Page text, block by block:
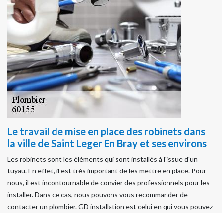
Le travail de mise en place des robinets dans
la ville de Saint Leger En Bray et ses environs
Les robinets sont les éléments qui sont installés à l'issue d'un
tuyau. En effet, il est très important de les mettre en place. Pour
nous, il est incontournable de convier des professionnels pour les
installer. Dans ce cas, nous pouvons vous recommander de
contacter un plombier. GD installation est celui en qui vous pouvez